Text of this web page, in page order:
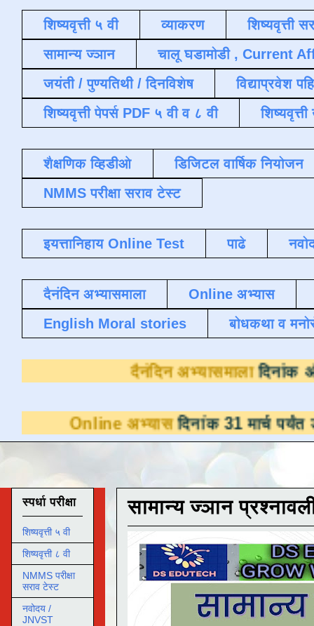
शिष्यवृत्ती ५ वी व्याकरण
शिष्यवृत्ती
सामान्य ज्ञान
चालू घडामोडी , Current
जयंती / पुण्यतिथी / दिनविशेष
विद्याप्रवेश
शिष्यवृत्ती पेपर्स PDF ५ वी व ८ वी
शैक्षणिक व्हिडीओ
डिजिटल वार्षिक नियोजन
NMMS परीक्षा सराव टेस्ट
इयत्तानिहाय Online Test पाढे
दैनंदिन अभ्यासमाला
Online अभ्यास
English Moral stories
बोधकथा व
दैनंदिन
अभ्यासदिनांक 31 मार्च पर्यंत
सामान्य ज्ञान
स्पर्धा परीक्षा
शिष्यवृत्ती ५ वी
शिष्यवृत्ती ८ वी
NMMS परीक्षा
सराव टेस्ट
नवोदय /
JNVST